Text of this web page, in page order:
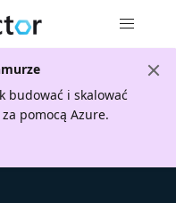
budować i skalować
pomocą Azure.